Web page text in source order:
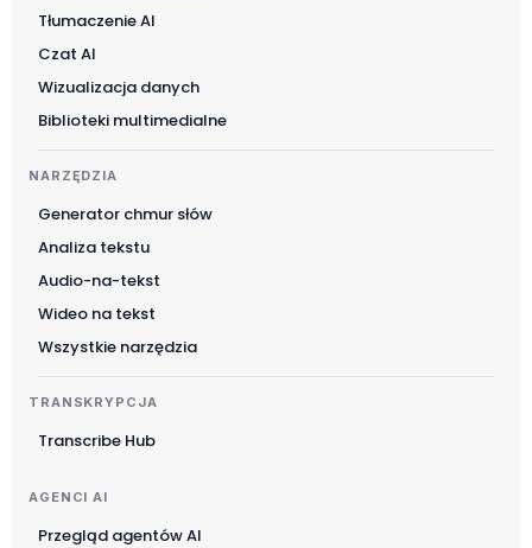
Tłumaczenie AI
Czat AI
Wizualizacja danych
Biblioteki multimedialne
NARZĘDZIA
Generator chmur słów
Analiza tekstu
Audio-na-tekst
Wideo na tekst
Wszystkie narzędzia
TRANSKRYPCJA
Transcribe Hub
AGENCI AI
Przegląd agentów AI